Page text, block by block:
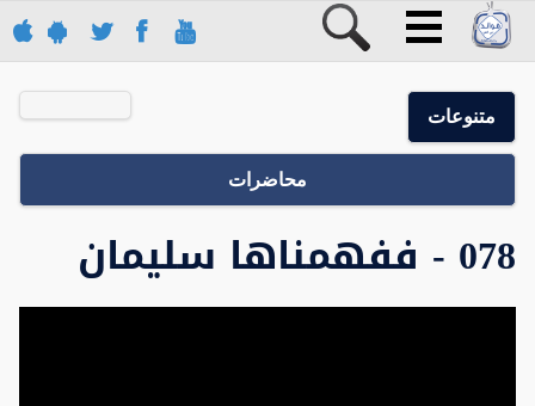
متنوعات
محاضرات
078 - ففهمناها سليمان